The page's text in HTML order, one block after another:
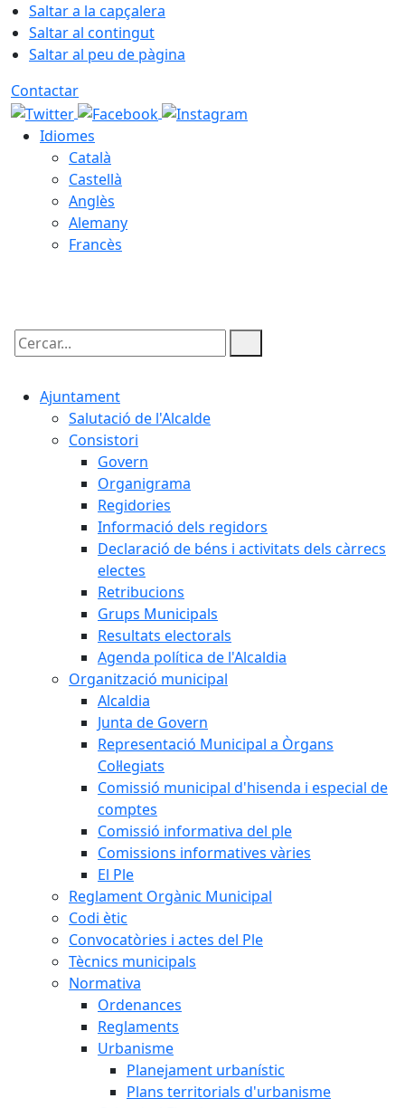
Saltar a la capçalera
Saltar al contingut
Saltar al peu de pàgina
Contactar
Idiomes
Català
Castellà
Anglès
Alemany
Francès
Cercar:
Ajuntament
Salutació de l'Alcalde
Consistori
Govern
Organigrama
Regidories
Informació dels regidors
Declaració de béns i activitats dels càrrecs
electes
Retribucions
Grups Municipals
Resultats electorals
Agenda política de l'Alcaldia
Organització municipal
Alcaldia
Junta de Govern
Representació Municipal a Òrgans
Col·legiats
Comissió municipal d'hisenda i especial de
comptes
Comissió informativa del ple
Comissions informatives vàries
El Ple
Reglament Orgànic Municipal
Codi ètic
Convocatòries i actes del Ple
Tècnics municipals
Normativa
Ordenances
Reglaments
Urbanisme
Planejament urbanístic
Plans territorials d'urbanisme